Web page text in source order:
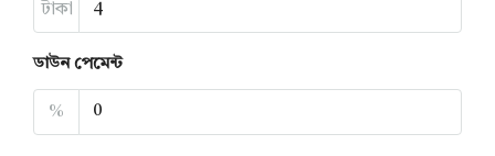
টাকা
ডাউন পেমেন্ট
%